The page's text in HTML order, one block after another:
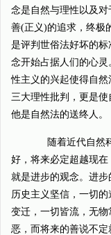
念是自然与理性以及
善(正义)的追求，终极
是评判世俗法好坏的标
念开始占据人们的心
性主义的兴起使得自
三大理性批判，更是
他是自然法的送终人。
随着近代自然科
好，将来必定超越现
就是进步的观念。进步
历史主义坚信，一切
变迁，一切皆流，无
恶，而将来的善说不